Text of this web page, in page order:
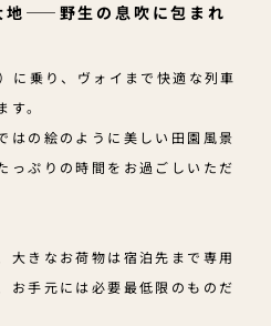
地——野生の息吹に包まれ
に乗り、ヴォイまで快適な列車
。
はの絵のように美しい田園風景
っぷりの時間をお過ごしいただ
大きなお荷物は宿泊先まで専用
お手元には必要最低限のものだ